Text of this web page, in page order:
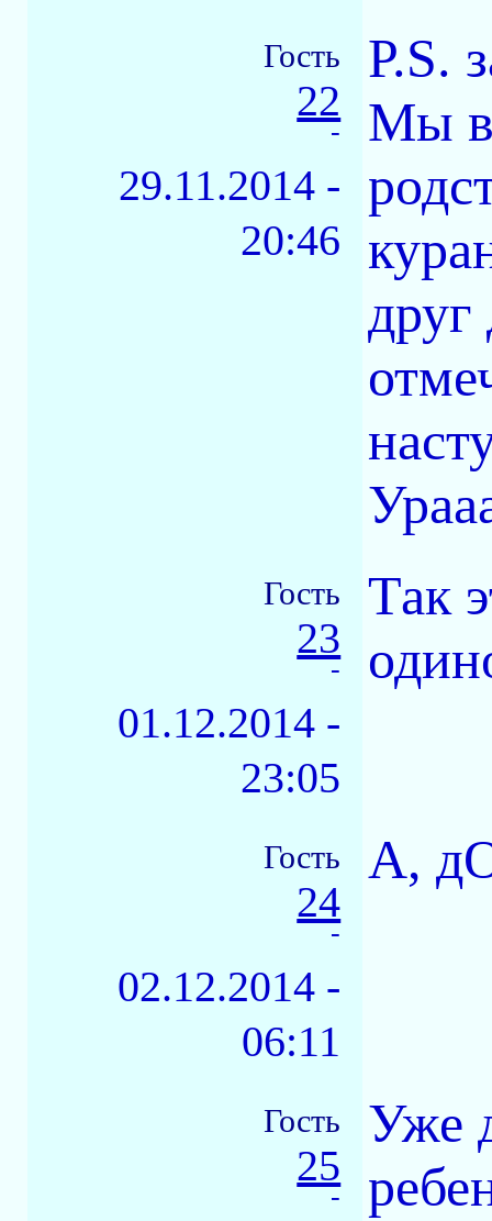
Гость
22
-
29.11.2014 -
20:46
P.S.
Мы
друг
Гость
23
-
01.12.2014 -
23:05
Так
Гость
24
-
02.12.2014 -
06:11
А,
Гость
25
-
Уже